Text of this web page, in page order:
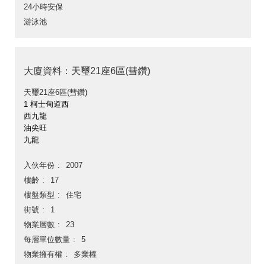
24小時安保
游泳池
大廈資料：天璽21座6區(彗鑽)
天璽21座6區(彗鑽)
1 柯士甸道西
西九龍
油尖旺
九龍
入伙年份
2007
樓齡
17
樓盤類型
住宅
街號
1
物業層數
23
每層單位數量
5
物業擁有權
多業權